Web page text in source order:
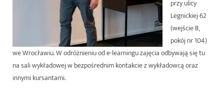
przy ulicy
Legnickiej 62
(wejście B,
pokój nr 104)
we Wrocławiu. W odróżnieniu od e-learningu zajęcia odbywają się tu
na sali wykładowej w bezpośrednim kontakcie z wykładowcą oraz
innymi kursantami.